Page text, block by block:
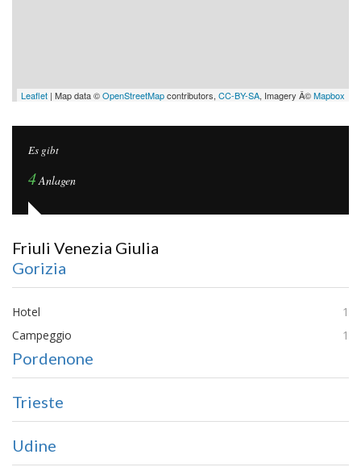
Leaflet | Map data ©OpenStreetMapcontributors, CC-BY-SA, Imagery Â©Mapbox
Es gibt
4Anlagen
Friuli Venezia Giulia
Gorizia
Hotel
1
Campeggio
1
Pordenone
Trieste
Udine